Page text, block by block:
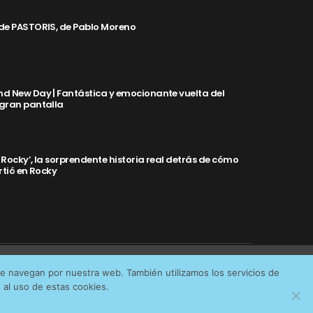
PASTORIS, de Pablo Moreno
New Day | Fantástica y emocionante vuelta del
pantalla
Rocky’, la sorprendente historia real detrás de cómo
en Rocky
por nuestra web. También utilizamos los servicios de
uso de estas cookies.
Aceptar cookies No permitir cookies